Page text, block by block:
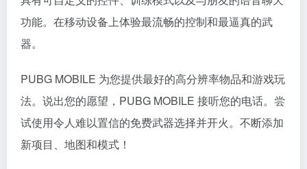
功能。在移动设备上体验最流畅的控制和最逼真的武
器。
PUBG MOBILE 为您提供最好的高分辨率物品和游戏玩
法。说出您的愿望，PUBG MOBILE 接听您的电话。尝
试使用令人难以置信的免费武器选择并开火。不断添加
新项目、地图和模式！